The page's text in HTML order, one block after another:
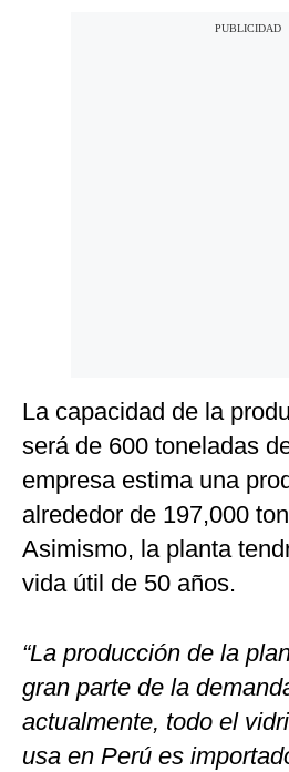
La capacidad de la
será de 600 toneladas
empresa estima una
alrededor de 197,000
Asimismo, la planta
vida útil de 50 años.
“La producción de la
gran parte de la
actualmente, todo el
usa en Perú es